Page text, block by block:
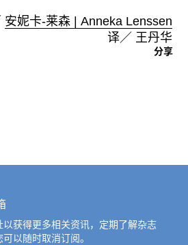
安妮卡-莱森 | Anneka Lenssen
译／ 王丹华
分享
获得更多相关资讯，定期了解杂志
以随时取消订阅。